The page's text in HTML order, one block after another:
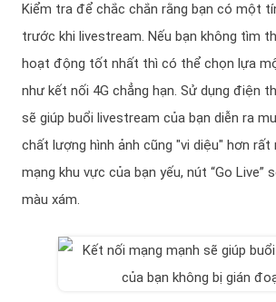
Kiểm tra để chắc chắn rằng bạn có một
trước khi livestream. Nếu bạn không tìm
hoạt động tốt nhất thì có thể chọn lựa
như kết nối 4G chẳng hạn. Sử dụng điện
sẽ giúp buổi livestream của bạn diễn ra
chất lượng hình ảnh cũng "vi diệu" hơn rất
mạng khu vực của bạn yếu, nút “Go Live”
màu xám.